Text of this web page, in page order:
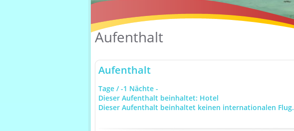
Aufenthalt
Aufenthalt
Tage / -1 Nächte -
Dieser Aufenthalt beinhaltet: Hotel
Dieser Aufenthalt beinhaltet keinen internationalen Flug.